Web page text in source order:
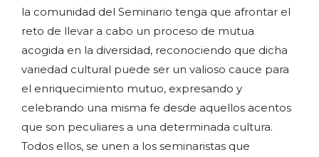
la comunidad del Seminario tenga que afrontar el
reto de llevar a cabo un proceso de mutua
acogida en la diversidad, reconociendo que dicha
variedad cultural puede ser un valioso cauce para
el enriquecimiento mutuo, expresando y
celebrando una misma fe desde aquellos acentos
que son peculiares a una determinada cultura.
Todos ellos, se unen a los seminaristas que